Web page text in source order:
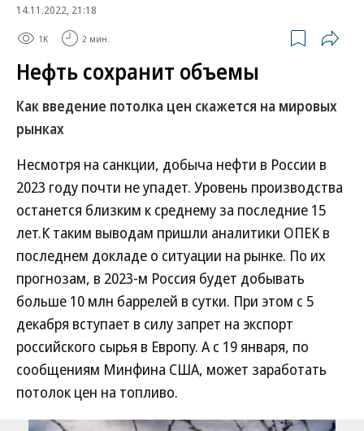
14.11.2022, 21:18
1K 2 мин.
Нефть сохранит объемы
Как введение потолка цен скажется на мировых
рынках
Несмотря на санкции, добыча нефти в России в
2023 году почти не упадет. Уровень производства
останется близким к среднему за последние 15
лет.К таким выводам пришли аналитики ОПЕК в
последнем докладе о ситуации на рынке. По их
прогнозам, в 2023-м Россия будет добывать
больше 10 млн баррелей в сутки. При этом с 5
декабря вступает в силу запрет на экспорт
российского сырья в Европу. А с 19 января, по
сообщениям Минфина США, может заработать
потолок цен на топливо.